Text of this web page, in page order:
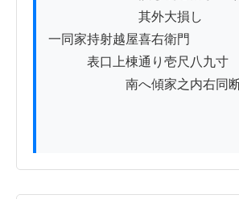
其外大損し
一同家持射越屋喜右衛門
表口上棟通り壱尺八九寸
南へ傾家之内右同